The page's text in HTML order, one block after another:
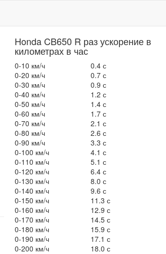
Honda CB650 R раз ускорение в
километрах в час
0-10 км/ч
0.4 с
0-20 км/ч
0.7 с
0-30 км/ч
0.9 с
0-40 км/ч
1.2 с
0-50 км/ч
1.4 с
0-60 км/ч
1.7 с
0-70 км/ч
2.1 с
0-80 км/ч
2.6 с
0-90 км/ч
3.3 с
0-100 км/ч
4.1 с
0-110 км/ч
5.1 с
0-120 км/ч
6.4 с
0-130 км/ч
8.0 с
0-140 км/ч
9.6 с
0-150 км/ч
11.3 с
0-160 км/ч
12.9 с
0-170 км/ч
14.5 с
0-180 км/ч
15.9 с
0-190 км/ч
17.1 с
0-200 км/ч
18.0 с